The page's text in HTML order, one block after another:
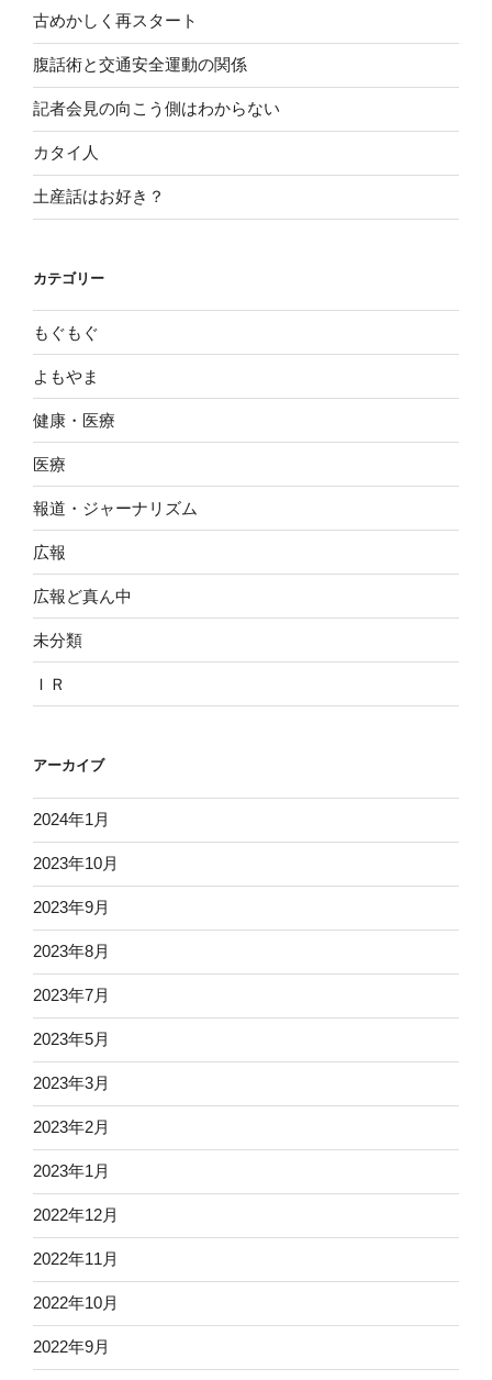
古めかしく再スタート
腹話術と交通安全運動の関係
記者会見の向こう側はわからない
カタイ人
土産話はお好き？
カテゴリー
もぐもぐ
よもやま
健康・医療
医療
報道・ジャーナリズム
広報
広報ど真ん中
未分類
ＩＲ
アーカイブ
2024年1月
2023年10月
2023年9月
2023年8月
2023年7月
2023年5月
2023年3月
2023年2月
2023年1月
2022年12月
2022年11月
2022年10月
2022年9月